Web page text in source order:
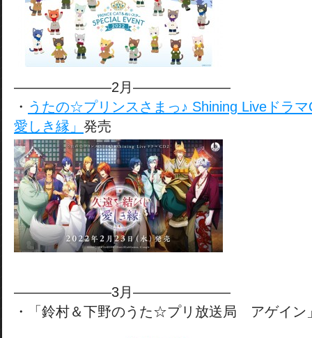
———————2月———————
・ うたの☆プリンスさまっ♪ Shining Liveドラ
愛しき縁」 発売
———————3月———————
・「鈴村＆下野のうた☆プリ放送局 アゲイン